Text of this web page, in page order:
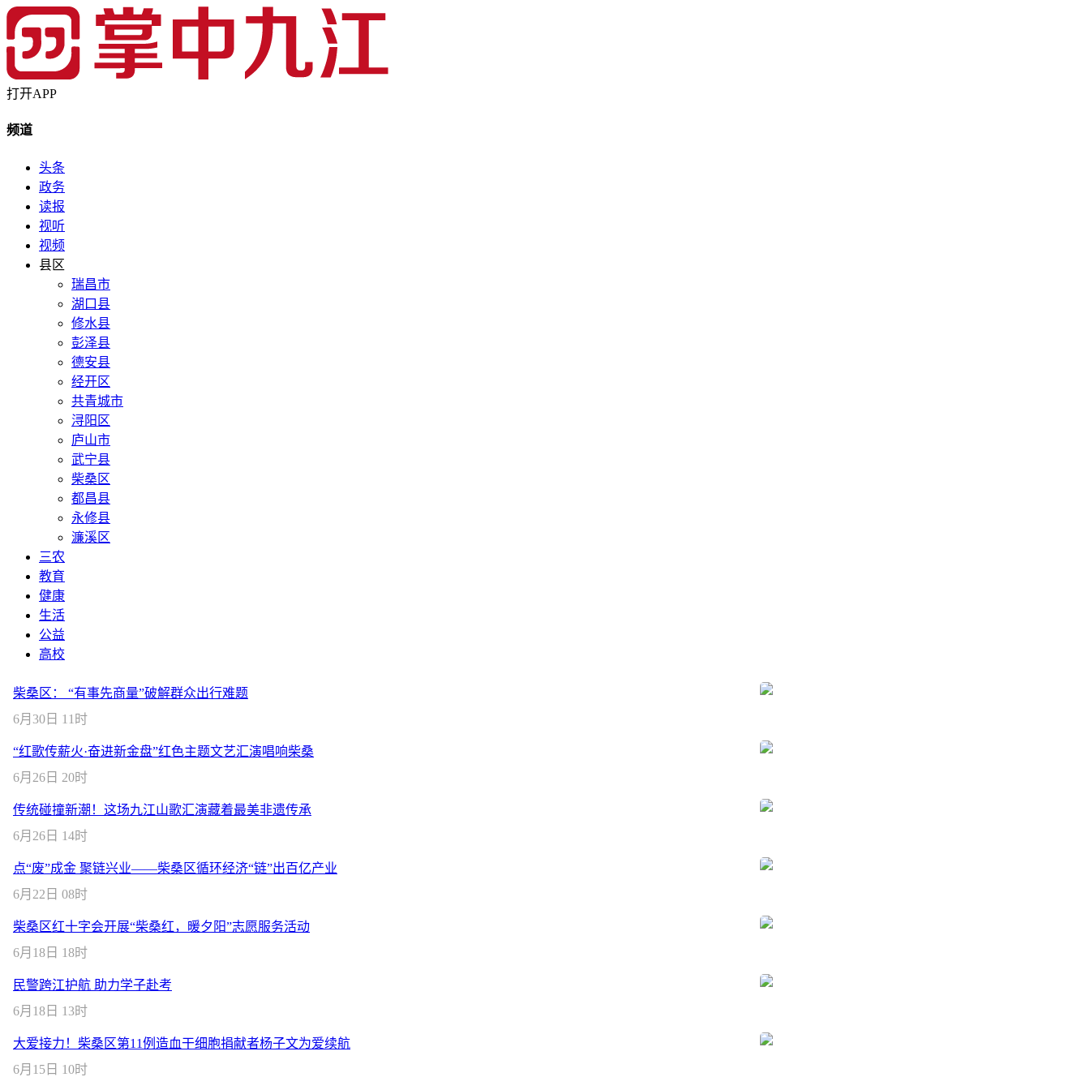
打开APP
频道
头条
政务
读报
视听
视频
县区
瑞昌市
湖口县
修水县
彭泽县
德安县
经开区
共青城市
浔阳区
庐山市
武宁县
柴桑区
都昌县
永修县
濂溪区
三农
教育
健康
生活
公益
高校
柴桑区： “有事先商量”破解群众出行难题
6月30日 11时
“红歌传薪火·奋进新金盘”红色主题文艺汇演唱响柴桑
6月26日 20时
传统碰撞新潮！这场九江山歌汇演藏着最美非遗传承
6月26日 14时
点“废”成金 聚链兴业——柴桑区循环经济“链”出百亿产业
6月22日 08时
柴桑区红十字会开展“柴桑红，暖夕阳”志愿服务活动
6月18日 18时
民警跨江护航 助力学子赴考
6月18日 13时
大爱接力！柴桑区第11例造血干细胞捐献者杨子文为爱续航
6月15日 10时